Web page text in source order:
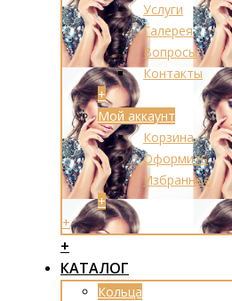
Услуги
Галерея
Вопросы
Контакты
+
Мой аккаунт
Корзина
Оформить
Избранное
+
+
+
КАТАЛОГ
Кольца